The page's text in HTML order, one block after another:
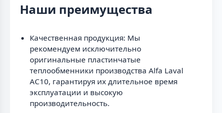
Наши преимущества
Качественная продукция: Мы
рекомендуем исключительно
оригинальные пластинчатые
теплообменники производства Alfa Laval
AC10, гарантируя их длительное время
эксплуатации и высокую
производительность.